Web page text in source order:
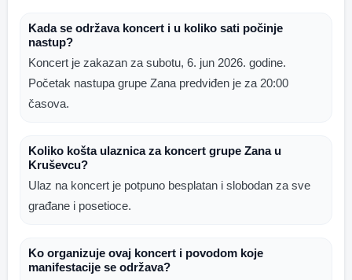
Kada se održava koncert i u koliko sati počinje
nastup?
Koncert je zakazan za subotu, 6. jun 2026. godine.
Početak nastupa grupe Zana predviđen je za 20:00
časova.
Koliko košta ulaznica za koncert grupe Zana u
Kruševcu?
Ulaz na koncert je potpuno besplatan i slobodan za sve
građane i posetioce.
Ko organizuje ovaj koncert i povodom koje
manifestacije se održava?